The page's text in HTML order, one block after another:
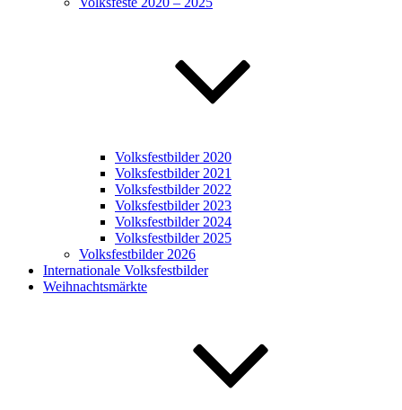
Volksfestbilder 2020
Volksfestbilder 2021
Volksfestbilder 2022
Volksfestbilder 2023
Volksfestbilder 2024
Volksfestbilder 2025
Volksfestbilder 2026
Internationale Volksfestbilder
Weihnachtsmärkte